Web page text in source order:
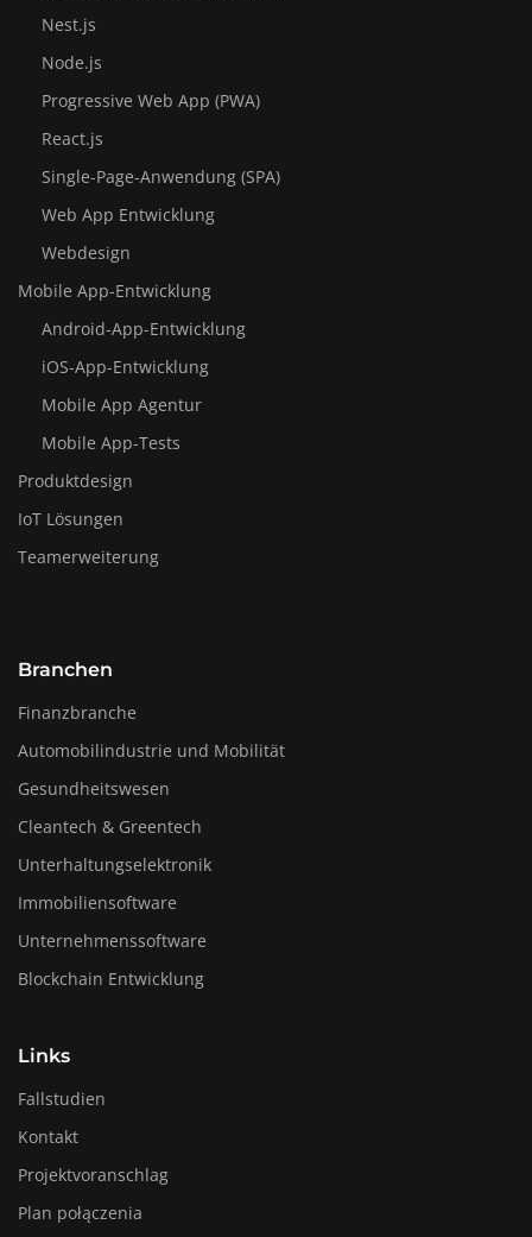
Nest.js
Node.js
Progressive Web App (PWA)
React.js
Single-Page-Anwendung (SPA)
Web App Entwicklung
Webdesign
Mobile App-Entwicklung
Android-App-Entwicklung
iOS-App-Entwicklung
Mobile App Agentur
Mobile App-Tests
Produktdesign
IoT Lösungen
Teamerweiterung
Branchen
Finanzbranche
Automobilindustrie und Mobilität
Gesundheitswesen
Cleantech & Greentech
Unterhaltungselektronik
Immobiliensoftware
Unternehmenssoftware
Blockchain Entwicklung
Links
Fallstudien
Kontakt
Projektvoranschlag
Plan połączenia